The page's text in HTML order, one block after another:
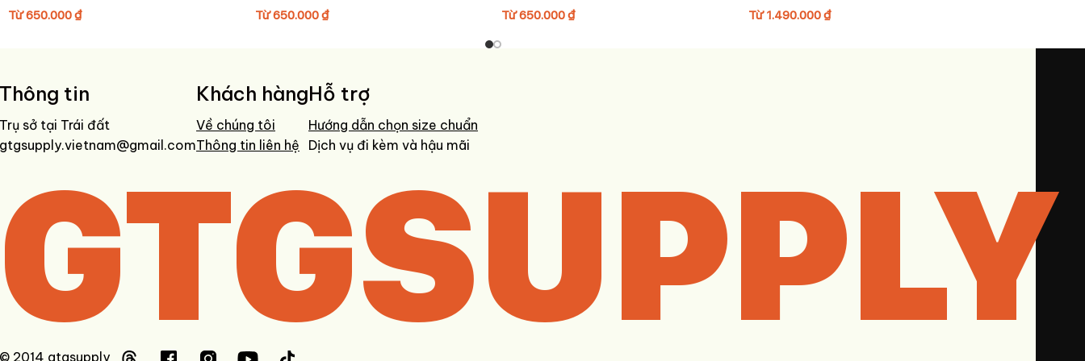
Cửa hàng:DUSTED.VN
Từ650.000₫ Từ650.000₫ Từ650.000₫ Từ1.490.000₫
Thông tin
Trụ sở tại Trái đất
gtgsupply.vietnam@gmail.com
Khách hàng
Về chúng tôi
Thông tin liên hệ
Hỗ trợ
Hướng dẫn chọn size chuẩn
Dịch vụ đi kèm và hậu mãi
GTGSUPPLY
© 2014 gtgsupply